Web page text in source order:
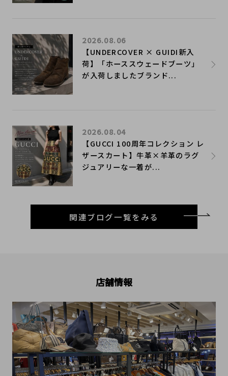
【UNDERCOVER × GUIDI新入
荷】「ホーススウェードブーツ」
が入荷しましたブランド...
2026.08.06
【GUCCI 100周年コレクション レ
ザースカート】牛革×羊革のラグ
ジュアリーな一着が...
2026.08.04
関連ブログ一覧をみる
店舗情報